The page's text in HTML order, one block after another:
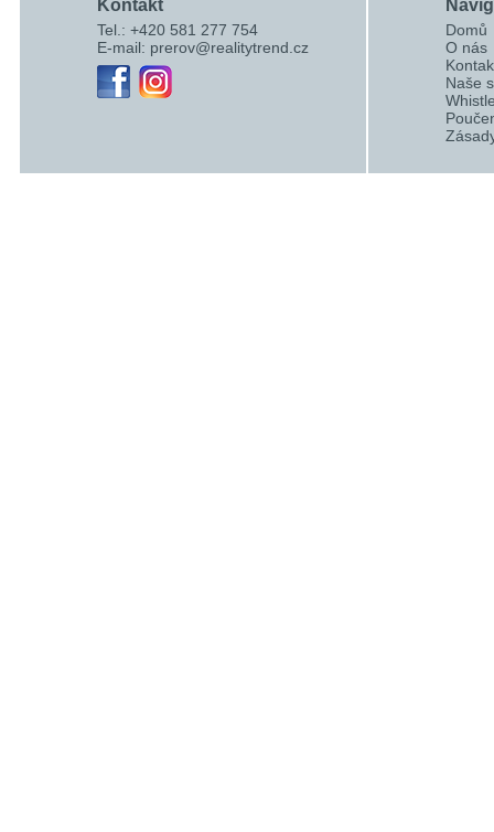
Kontakt
Tel.: +420 581 277 754
E-mail: prerov@realitytrend.cz
Domů
O nás
Naše